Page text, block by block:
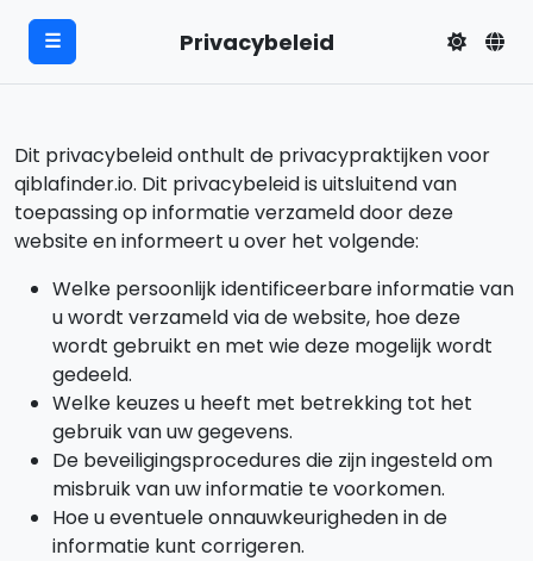
☰ Privacybeleid
Dit privacybeleid onthult de privacypraktijken voor
qiblafinder.io. Dit privacybeleid is uitsluitend van
toepassing op informatie verzameld door deze
website en informeert u over het volgende:
Welke persoonlijk identificeerbare informatie van
u wordt verzameld via de website, hoe deze
wordt gebruikt en met wie deze mogelijk wordt
gedeeld.
Welke keuzes u heeft met betrekking tot het
gebruik van uw gegevens.
De beveiligingsprocedures die zijn ingesteld om
misbruik van uw informatie te voorkomen.
Hoe u eventuele onnauwkeurigheden in de
informatie kunt corrigeren.